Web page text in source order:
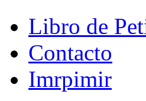
Libro de
Contacto
Imrpimir